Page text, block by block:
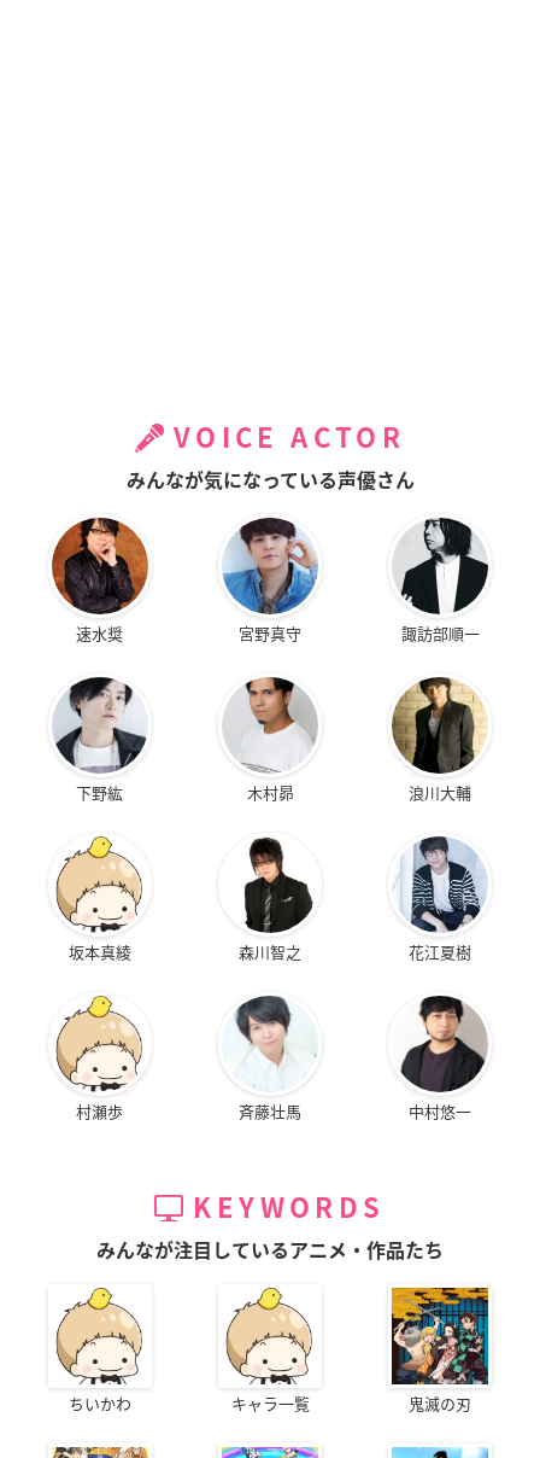
VOICE ACTOR
みんなが気になっている声優さん
速水奨 宮野真守 諏訪部順一
下野紘 木村昴 浪川大輔
坂本真綾 森川智之 花江夏樹
村瀬歩 斉藤壮馬 中村悠一
KEYWORDS
みんなが注目しているアニメ・作品たち
ちいかわ キャラ一覧 鬼滅の刃